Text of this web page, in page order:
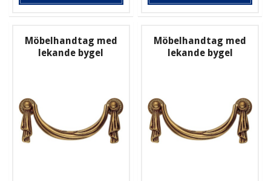
Möbelhandtag med
lekande bygel
Möbelhandtag med
lekande bygel